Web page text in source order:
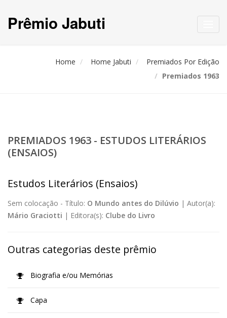
Prêmio Jabuti
Home Home Jabuti
Premiados Por Edição
Premiados 1963
PREMIADOS 1963 - ESTUDOS LITERÁRIOS
(ENSAIOS)
Estudos Literários (Ensaios)
Sem colocação - Título: O Mundo antes do Dilúvio | Autor(a):
Mário Graciotti | Editora(s): Clube do Livro
Outras categorias deste prêmio
Biografia e/ou Memórias
Capa